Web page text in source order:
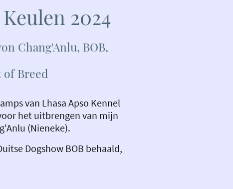
2024
Chang'Anlu, BOB,
of Breed
van Lhasa Apso Kennel
het uitbrengen van mijn
(Nieneke).
Dogshow BOB behaald,